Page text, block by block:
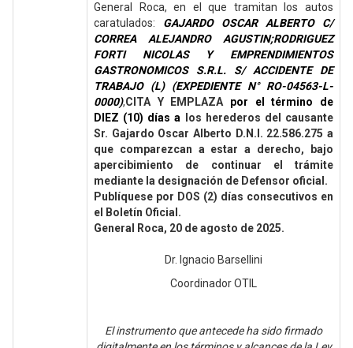
General Roca, en el que tramitan los autos
caratulados: GAJARDO OSCAR ALBERTO C/
CORREA ALEJANDRO AGUSTIN;RODRIGUEZ
FORTI NICOLAS Y EMPRENDIMIENTOS
GASTRONOMICOS S.R.L. S/ ACCIDENTE DE
TRABAJO (L) (EXPEDIENTE N° RO-04563-L-
0000),CITA Y EMPLAZApor el término de
DIEZ (10) días a
los herederos del causante
Sr. Gajardo Oscar Alberto D.N.I. 22.586.275 a
que comparezcan a estar a derecho, bajo
apercibimiento de continuar el trámite
mediante la designación de Defensor oficial.
Publíquese por DOS (2) días consecutivos en
el Boletín Oficial.
General Roca, 20 de agosto de 2025.
Dr. Ignacio Barsellini
Coordinador OTIL
El instrumento que antecede ha sido firmado